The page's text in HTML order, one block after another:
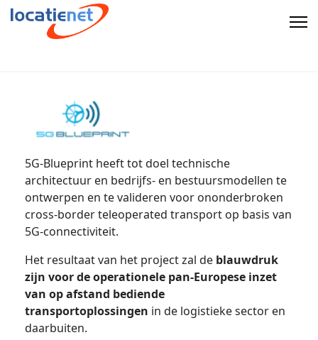
5G-Blueprint heeft tot doel technische
architectuur en bedrijfs- en bestuursmodellen te
ontwerpen en te valideren voor ononderbroken
cross-border teleoperated transport op basis van
5G-connectiviteit.
Het resultaat van het project zal de blauwdruk
zijn voor de operationele pan-Europese inzet
van op afstand bediende
transportoplossingen in de logistieke sector en
daarbuiten.